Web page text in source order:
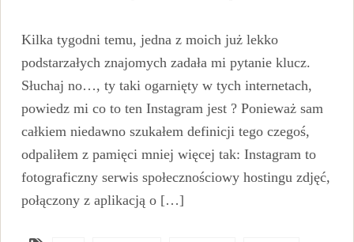
Kilka tygodni temu, jedna z moich już lekko
podstarzałych znajomych zadała mi pytanie klucz.
Słuchaj no…, ty taki ogarnięty w tych internetach,
powiedz mi co to ten Instagram jest ? Ponieważ sam
całkiem niedawno szukałem definicji tego czegoś,
odpaliłem z pamięci mniej więcej tak: Instagram to
fotograficzny serwis społecznościowy hostingu zdjęć,
połączony z aplikacją o […]